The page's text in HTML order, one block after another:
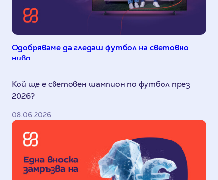
Одобряваме да гледаш футбол на световно
ниво
Кой ще е световен шампион по футбол през
2026?
08.06.2026